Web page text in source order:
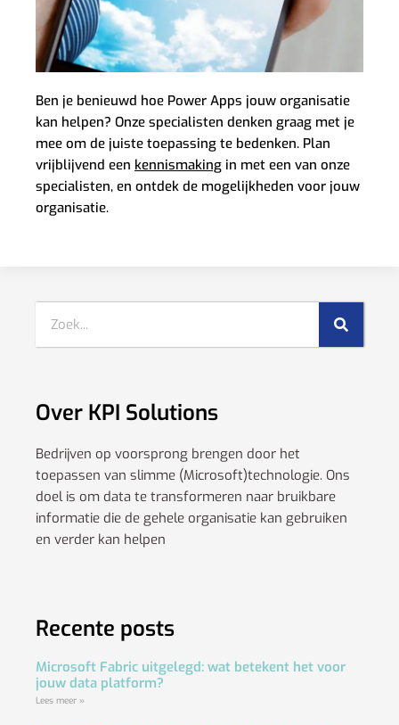
Ben je benieuwd hoe Power Apps jouw organisatie
kan helpen? Onze specialisten denken graag met je
mee om de juiste toepassing te bedenken. Plan
vrijblijvend een kennismaking in met een van onze
specialisten, en ontdek de mogelijkheden voor jouw
organisatie.
Over KPI Solutions
Bedrijven op voorsprong brengen door het
toepassen van slimme (Microsoft)technologie. Ons
doel is om data te transformeren naar bruikbare
informatie die de gehele organisatie kan gebruiken
en verder kan helpen
Recente posts
Microsoft Fabric uitgelegd: wat betekent het voor
jouw data platform?
Lees meer »